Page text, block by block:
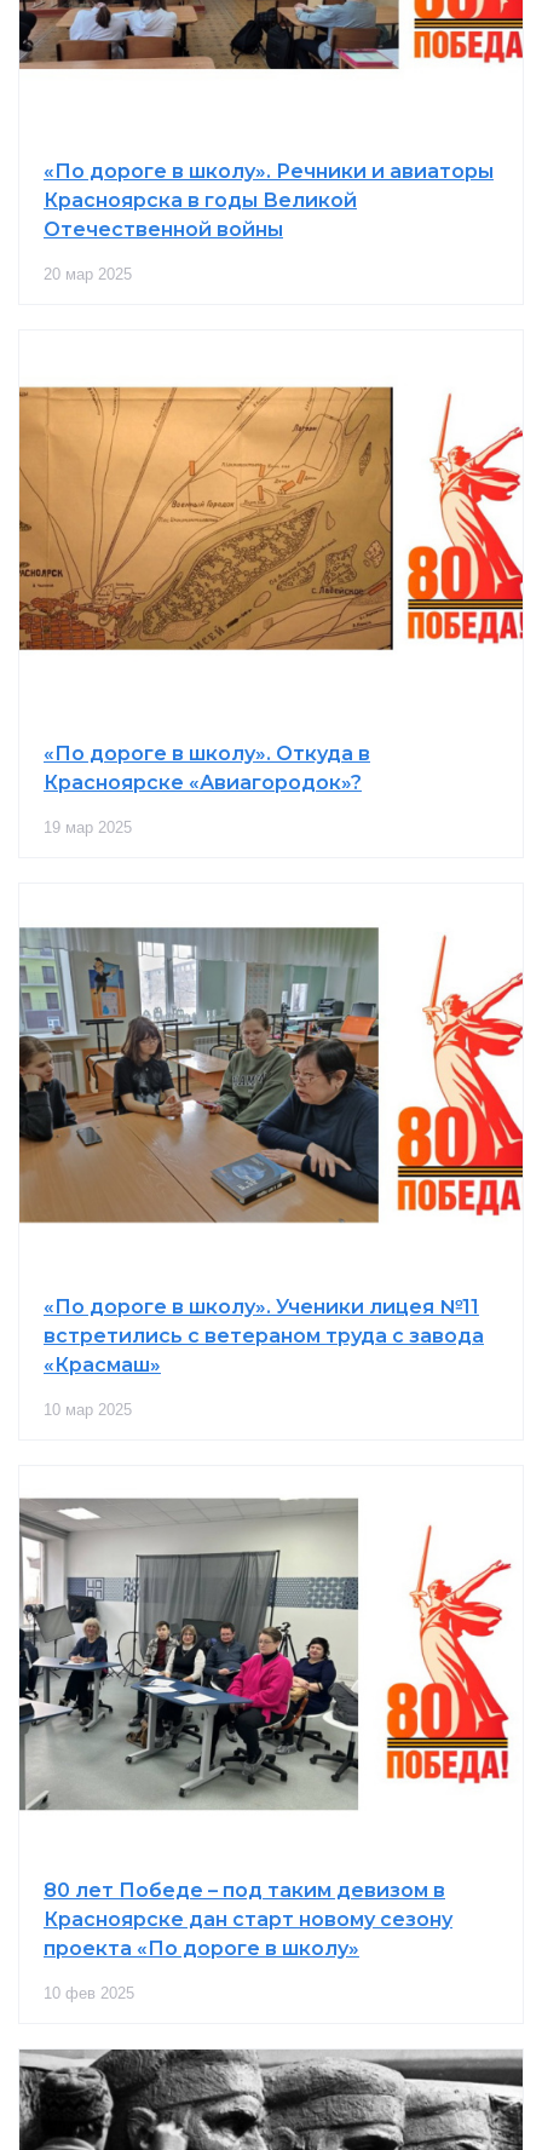
«По дороге в школу». Речники и авиаторы
Красноярска в годы Великой
Отечественной войны
20 мар 2025
«По дороге в школу». Откуда в
Красноярске «Авиагородок»?
19 мар 2025
«По дороге в школу». Ученики лицея №11
встретились с ветераном труда с завода
«Красмаш»
10 мар 2025
80 лет Победе – под таким девизом в
Красноярске дан старт новому сезону
проекта «По дороге в школу»
10 фев 2025